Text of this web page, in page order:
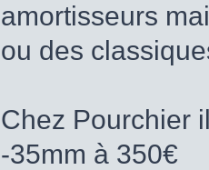
amortisseurs
ou des
Chez Pourchier
-35mm à 350€